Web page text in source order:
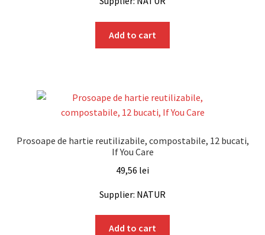
Add to cart
Prosoape de hartie reutilizabile, compostabile, 12 bucati,
If You Care
49,56 lei
Supplier: NATUR
Add to cart